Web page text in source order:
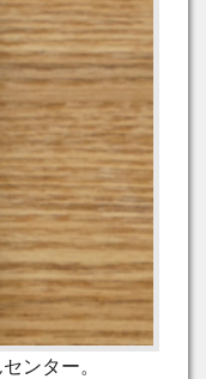
ンター。